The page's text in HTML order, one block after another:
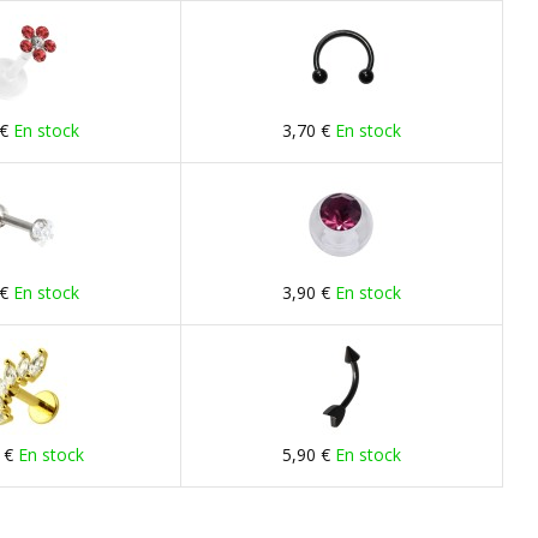
En stock 3,70 € En stock
En stock 3,90 € En stock
En stock 5,90 € En stock